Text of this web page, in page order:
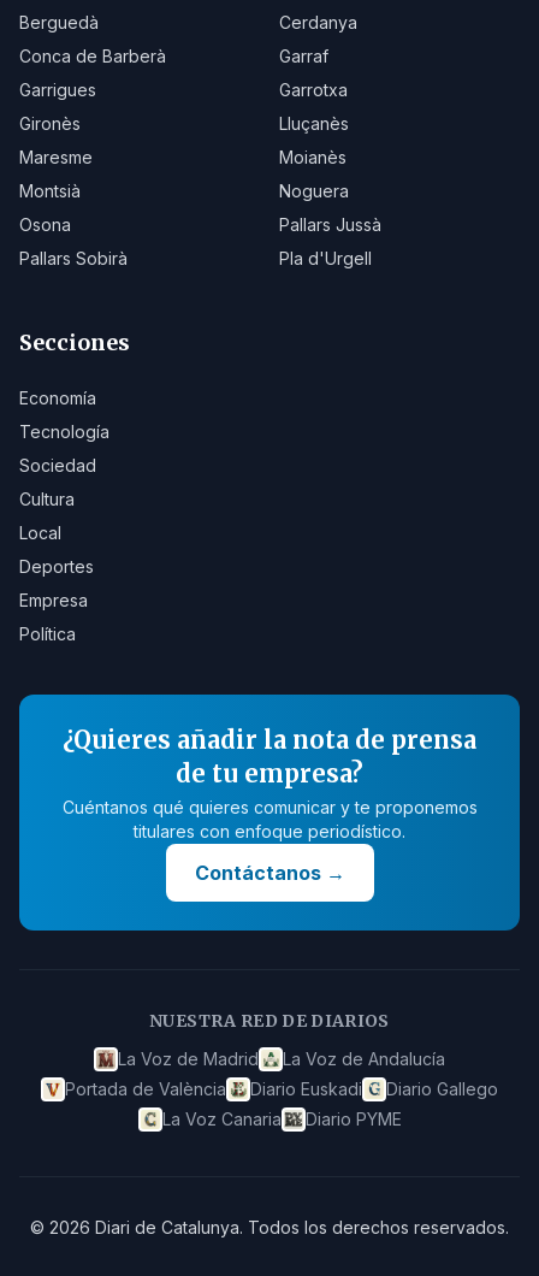
Berguedà
Cerdanya
Conca de Barberà
Garraf
Garrigues
Garrotxa
Gironès
Lluçanès
Maresme
Moianès
Montsià
Noguera
Osona
Pallars Jussà
Pallars Sobirà
Pla d'Urgell
Secciones
Economía
Tecnología
Sociedad
Cultura
Local
Deportes
Empresa
Política
¿Quieres añadir la nota de prensa
de tu empresa?
Cuéntanos qué quieres comunicar y te proponemos
titulares con enfoque periodístico.
Contáctanos→
NUESTRA RED DE DIARIOS
La Voz de Madrid
La Voz de Andalucía
Portada de València
Diario Euskadi
Diario Gallego
La Voz Canaria
Diario PYME
© 2026 Diari de Catalunya. Todos los derechos reservados.